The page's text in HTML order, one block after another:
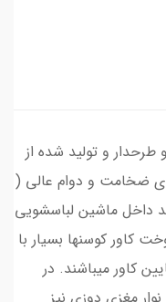
طرحدار و تولید شده از
ضخامت و دوام عالی (
داخل ماشین لباسشویی
کاور کوسنها بسیار با
کاور میباشند. در